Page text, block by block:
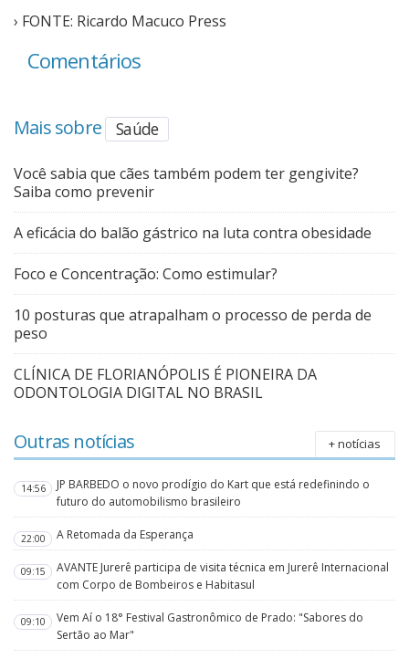
› FONTE: Ricardo Macuco Press
Comentários
Mais sobre Saúde
Você sabia que cães também podem ter gengivite?
Saiba como prevenir
A eficácia do balão gástrico na luta contra obesidade
Foco e Concentração: Como estimular?
10 posturas que atrapalham o processo de perda de
peso
CLÍNICA DE FLORIANÓPOLIS É PIONEIRA DA
ODONTOLOGIA DIGITAL NO BRASIL
Outras notícias + notícias
14:56
JP BARBEDO o novo prodígio do Kart que está redefinindo o
futuro do automobilismo brasileiro
22:00 A Retomada da Esperança
09:15
AVANTE Jurerê participa de visita técnica em Jurerê Internacional
com Corpo de Bombeiros e Habitasul
09:10
Vem Aí o 18° Festival Gastronômico de Prado: "Sabores do
Sertão ao Mar"